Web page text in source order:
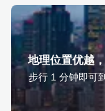
地理位置优越
步行 1 分钟即可